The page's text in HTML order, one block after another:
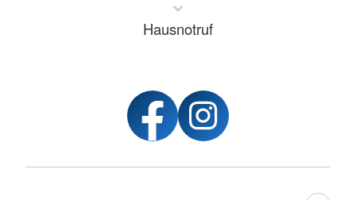
Hausnotruf